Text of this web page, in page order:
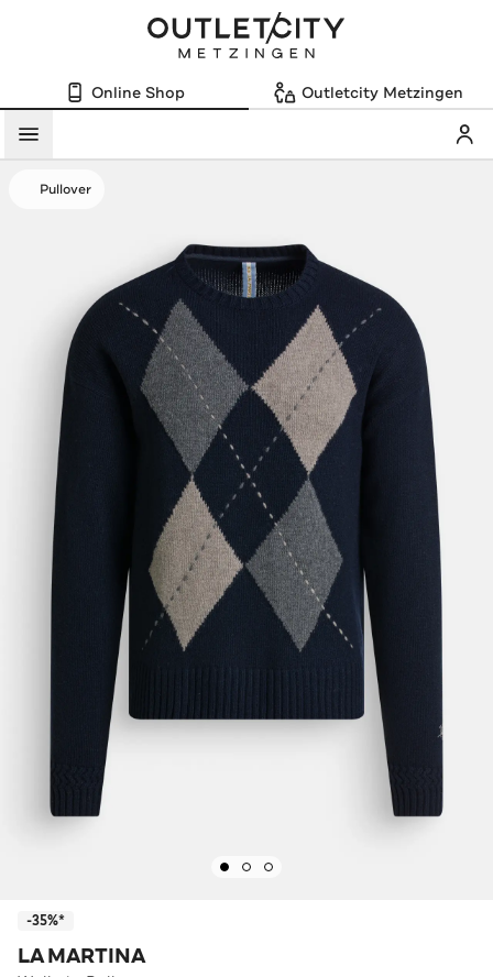
Online Shop Outletcity Metzingen
Menü
Pullover
-35%*
LA MARTINA